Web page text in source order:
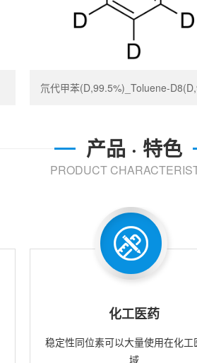
氘代甲苯(D,99.5%)_Toluene-
产品 · 特色
PRODUCT
化工医药
稳定性同位素可以大量使用在化工
域